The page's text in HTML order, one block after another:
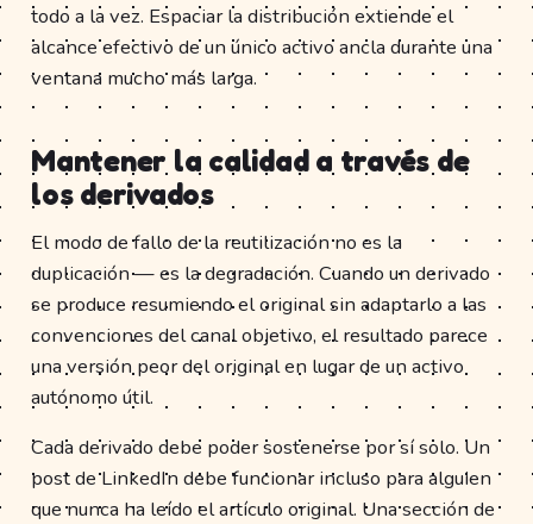
todo a la vez. Espaciar la distribución extiende el
alcance efectivo de un único activo ancla durante una
ventana mucho más larga.
Mantener la calidad a través de
los derivados
El modo de fallo de la reutilización no es la
duplicación — es la degradación. Cuando un derivado
se produce resumiendo el original sin adaptarlo a las
convenciones del canal objetivo, el resultado parece
una versión peor del original en lugar de un activo
autónomo útil.
Cada derivado debe poder sostenerse por sí solo. Un
post de LinkedIn debe funcionar incluso para alguien
que nunca ha leído el artículo original. Una sección de